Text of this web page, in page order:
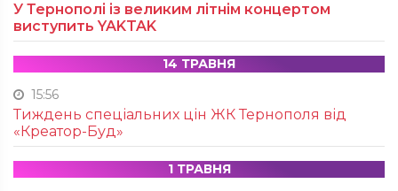
У Тернополі із великим літнім концертом
виступить YAKTAK
14 ТРАВНЯ
15:56
Тиждень спеціальних цін ЖК Тернополя від
«Креатор-Буд»
1 ТРАВНЯ